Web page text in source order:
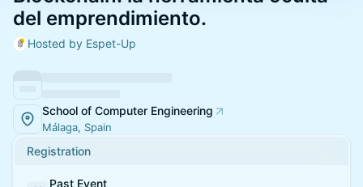
del emprendimiento.
Hosted by Espet-Up
School of Computer Engineering
Málaga, Spain
Registration
Past Event